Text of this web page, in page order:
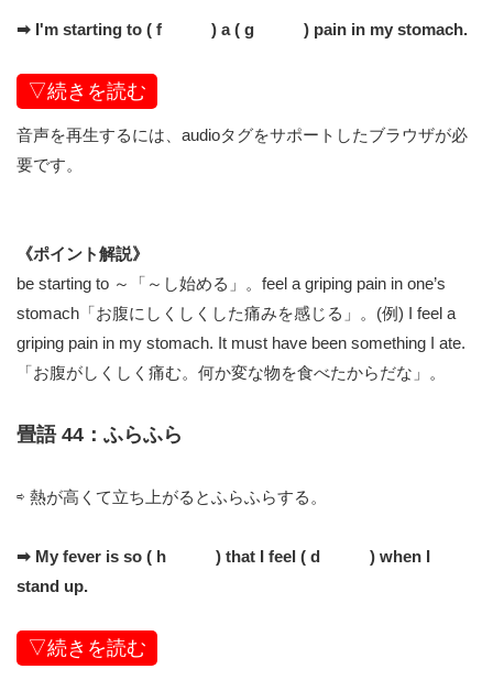
➡︎ I'm starting to ( f ) a ( g ) pain in my stomach.
▽続きを読む
音声を再生するには、audioタグをサポートしたブラウザが必
要です。
《ポイント解説》
be starting to ～「～し始める」。feel a griping pain in one’s
stomach「お腹にしくしくした痛みを感じる」。(例) I feel a
griping pain in my stomach. It must have been something I ate.
「お腹がしくしく痛む。何か変な物を食べたからだな」。
畳語 44：ふらふら
⇨ 熱が高くて立ち上がるとふらふらする。
➡︎ My fever is so ( h ) that I feel ( d ) when I
stand up.
▽続きを読む